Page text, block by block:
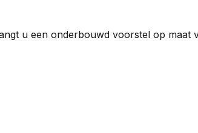
u een onderbouwd voorstel op maat